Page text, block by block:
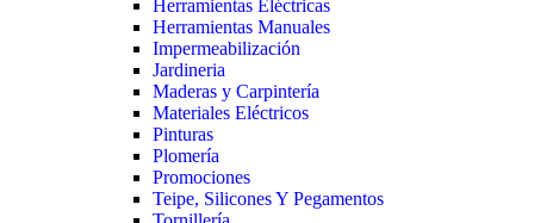
Herramientas Eléctricas
Herramientas Manuales
Impermeabilización
Jardineria
Maderas y Carpintería
Materiales Eléctricos
Pinturas
Plomería
Promociones
Teipe, Silicones Y Pegamentos